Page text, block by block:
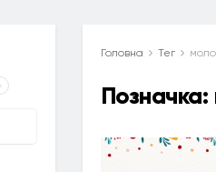
Головна Тег
Позначка: